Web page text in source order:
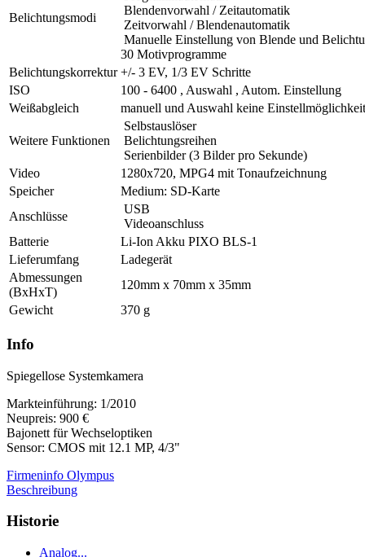
Belichtungsmodi
Blendenvorwahl / Zeitautomatik
Zeitvorwahl / Blendenautomatik
Manuelle Einstellung von Blende und
30 Motivprogramme
Belichtungskorrektur +/- 3 EV, 1/3 EV Schritte
ISO
100 - 6400 , Auswahl , Autom. Einstellung
Weißabgleich
manuell und Auswahl keine
Weitere Funktionen
Selbstauslöser
Belichtungsreihen
Serienbilder (3 Bilder pro Sekunde)
Video
1280x720, MPG4 mit Tonaufzeichnung
Speicher
Medium: SD-Karte
Anschlüsse
USB
Videoanschluss
Batterie
Li-Ion Akku PIXO BLS-1
Lieferumfang
Ladegerät
Abmessungen
(BxHxT)
120mm x 70mm x 35mm
Gewicht
370 g
Info
Spiegellose Systemkamera
Markteinführung: 1/2010
Neupreis: 900 €
Bajonett für Wechseloptiken
Sensor: CMOS mit 12.1 MP, 4/3"
Firmeninfo Olympus
Beschreibung
Historie
Analog...